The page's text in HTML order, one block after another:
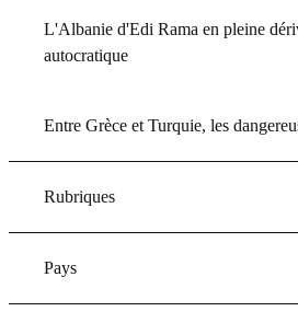
L'Albanie d'Edi Rama en pleine
autocratique
Entre Grèce et Turquie, les
Rubriques
Pays